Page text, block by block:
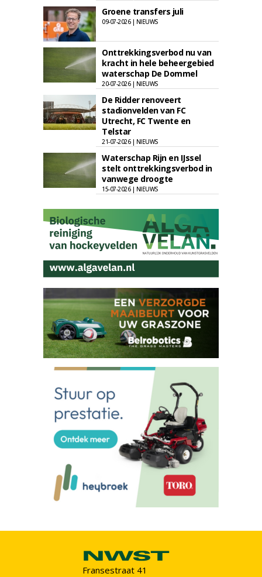
Groene transfers juli
09-07-2026 | NIEUWS
Onttrekkingsverbod nu van
kracht in hele beheergebied
waterschap De Dommel
20-07-2026 | NIEUWS
De Ridder renoveert
stadionvelden van FC
Utrecht, FC Twente en
Telstar
21-07-2026 | NIEUWS
Waterschap Rijn en IJssel
stelt onttrekkingsverbod in
vanwege droogte
15-07-2026 | NIEUWS
Fransestraat 41